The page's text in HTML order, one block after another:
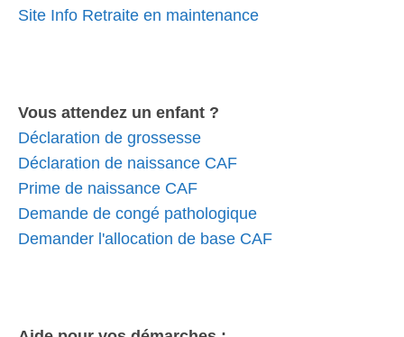
Site Info Retraite en maintenance
Vous attendez un enfant ?
Déclaration de grossesse
Déclaration de naissance CAF
Prime de naissance CAF
Demande de congé pathologique
Demander l'allocation de base CAF